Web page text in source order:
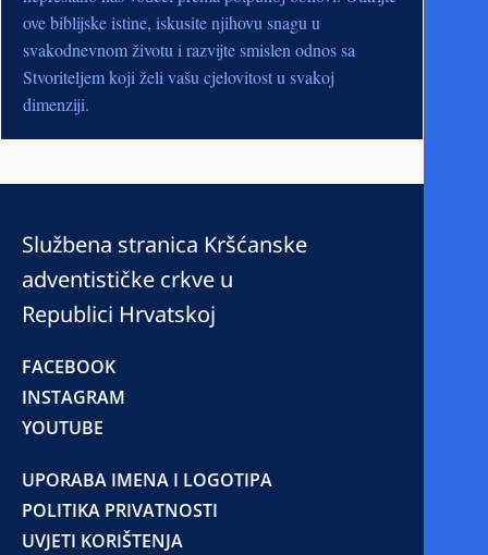
ove biblijske istine, iskusite njihovu snagu u
svakodnevnom životu i razvijte smislen odnos sa
Stvoriteljem koji želi vašu cjelovitost u svakoj
dimenziji.
Službena stranica Kršćanske
adventističke crkve u
Republici Hrvatskoj
FACEBOOK
INSTAGRAM
YOUTUBE
UPORABA IMENA I LOGOTIPA
POLITIKA PRIVATNOSTI
UVJETI KORIŠTENJA